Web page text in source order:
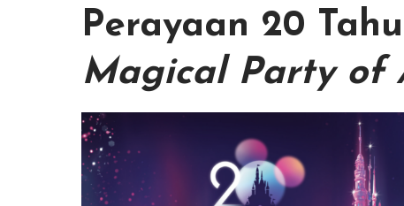
Perayaan 20
Magical Party of